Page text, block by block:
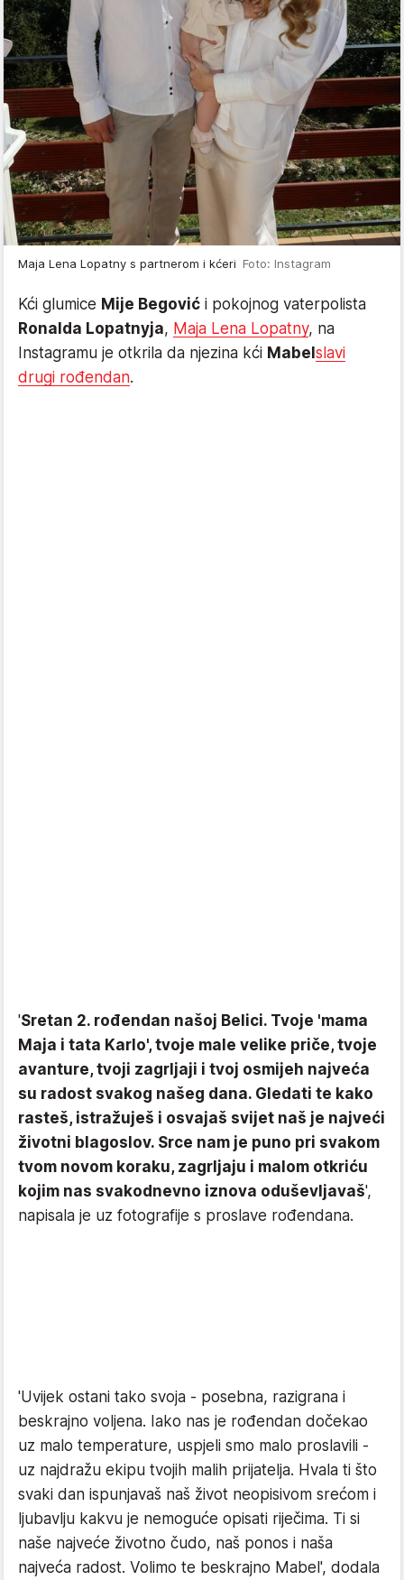
Maja Lena Lopatny s partnerom i kćeri Foto: Instagram
Kći glumice Mije Begović i pokojnog vaterpolista
Ronalda Lopatnyja, Maja Lena Lopatny, na
Instagramu je otkrila da njezina kći Mabel slavi
drugi rođendan.
'Sretan 2. rođendan našoj Belici. Tvoje 'mama
Maja i tata Karlo', tvoje male velike priče, tvoje
avanture, tvoji zagrljaji i tvoj osmijeh najveća
su radost svakog našeg dana. Gledati te kako
rasteš, istražuješ i osvajaš svijet naš je najveći
životni blagoslov. Srce nam je puno pri svakom
tvom novom koraku, zagrljaju i malom otkriću
kojim nas svakodnevno iznova oduševljavaš',
napisala je uz fotografije s proslave rođendana.
'Uvijek ostani tako svoja - posebna, razigrana i
beskrajno voljena. Iako nas je rođendan dočekao
uz malo temperature, uspjeli smo malo proslavili -
uz najdražu ekipu tvojih malih prijatelja. Hvala ti što
svaki dan ispunjavaš naš život neopisivom srećom i
ljubavlju kakvu je nemoguće opisati riječima. Ti si
naše najveće životno čudo, naš ponos i naša
najveća radost. Volimo te beskrajno Mabel', dodala